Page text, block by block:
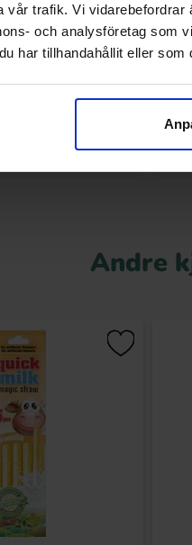
vår trafik. Vi
och analysföretag som
har tillhandahållit eller
2L
Andre